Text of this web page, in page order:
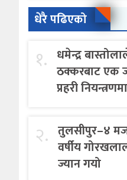
धेरै पढिएको
१. धमेन्द्र
ठक्करबाट एक
प्रहरी नियन्त्रणमा
२. तुलसीपुर–४
वर्षीय
ज्यान गयो